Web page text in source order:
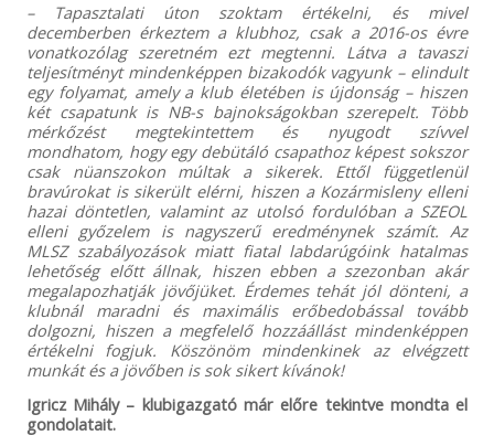
– Tapasztalati úton szoktam értékelni, és mivel
decemberben érkeztem a klubhoz, csak a 2016-os évre
vonatkozólag szeretném ezt megtenni. Látva a tavaszi
teljesítményt mindenképpen bizakodók vagyunk – elindult
egy folyamat, amely a klub életében is újdonság – hiszen
két csapatunk is NB-s bajnokságokban szerepelt. Több
mérkőzést megtekintettem és nyugodt szívvel
mondhatom, hogy egy debütáló csapathoz képest sokszor
csak nüanszokon múltak a sikerek. Ettől függetlenül
bravúrokat is sikerült elérni, hiszen a Kozármisleny elleni
hazai döntetlen, valamint az utolsó fordulóban a SZEOL
elleni győzelem is nagyszerű eredménynek számít. Az
MLSZ szabályozások miatt fiatal labdarúgóink hatalmas
lehetőség előtt állnak, hiszen ebben a szezonban akár
megalapozhatják jövőjüket. Érdemes tehát jól dönteni, a
klubnál maradni és maximális erőbedobással tovább
dolgozni, hiszen a megfelelő hozzáállást mindenképpen
értékelni fogjuk. Köszönöm mindenkinek az elvégzett
munkát és a jövőben is sok sikert kívánok!
Igricz Mihály – klubigazgató már előre tekintve mondta el
gondolatait.